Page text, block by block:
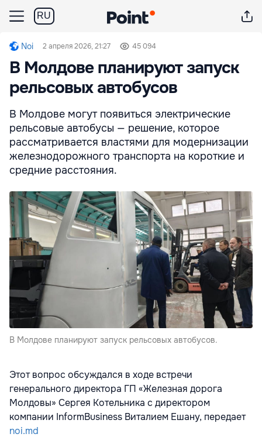
RU
Noi 2 апреля 2026, 21:27 45 094
В Молдове планируют запуск
рельсовых автобусов
В Молдове могут появиться электрические
рельсовые автобусы — решение, которое
рассматривается властями для модернизации
железнодорожного транспорта на короткие и
средние расстояния.
В Молдове планируют запуск рельсовых автобусов.
Этот вопрос обсуждался в ходе встречи
генерального директора ГП «Железная дорога
Молдовы» Сергея Котельника с директором
компании InformBusiness Виталием Ешану, передает
noi.md